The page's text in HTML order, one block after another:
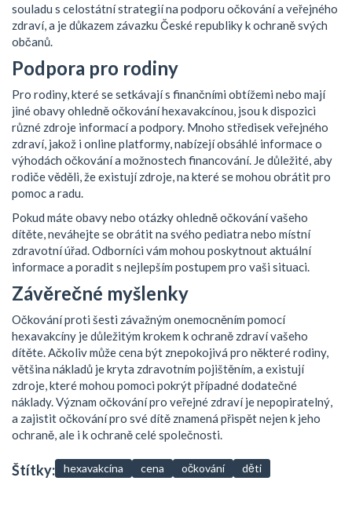
souladu s celostátní strategií na podporu očkování a veřejného
zdraví, a je důkazem závazku České republiky k ochraně svých
občanů.
Podpora pro rodiny
Pro rodiny, které se setkávají s finančními obtížemi nebo mají
jiné obavy ohledně očkování hexavakcínou, jsou k dispozici
různé zdroje informací a podpory. Mnoho středisek veřejného
zdraví, jakož i online platformy, nabízejí obsáhlé informace o
výhodách očkování a možnostech financování. Je důležité, aby
rodiče věděli, že existují zdroje, na které se mohou obrátit pro
pomoc a radu.
Pokud máte obavy nebo otázky ohledně očkování vašeho
dítěte, neváhejte se obrátit na svého pediatra nebo místní
zdravotní úřad. Odborníci vám mohou poskytnout aktuální
informace a poradit s nejlepším postupem pro vaši situaci.
Závěrečné myšlenky
Očkování proti šesti závažným onemocněním pomocí
hexavakcíny je důležitým krokem k ochraně zdraví vašeho
dítěte. Ačkoliv může cena být znepokojivá pro některé rodiny,
většina nákladů je kryta zdravotním pojištěním, a existují
zdroje, které mohou pomoci pokrýt případné dodatečné
náklady. Význam očkování pro veřejné zdraví je nepopiratelný,
a zajistit očkování pro své dítě znamená přispět nejen k jeho
ochraně, ale i k ochraně celé společnosti.
Štítky: hexavakcína cena očkování děti